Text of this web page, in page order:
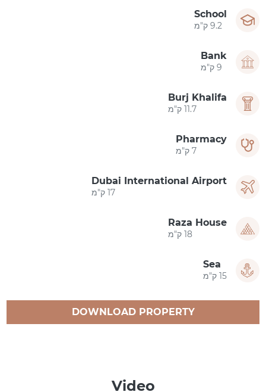
School
9.2 ק"מ
Bank
9 ק"מ
Burj Khalifa
11.7 ק"מ
Pharmacy
7 ק"מ
Dubai International Airport
17 ק"מ
Raza House
18 ק"מ
Sea
15 ק"מ
DOWNLOAD PROPERTY
Video